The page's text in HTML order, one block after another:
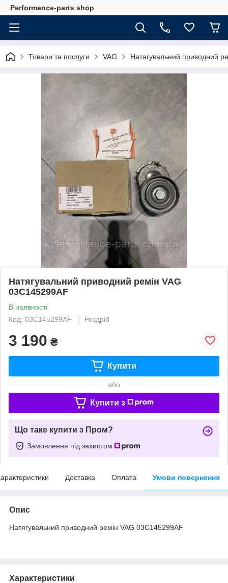
Performance-parts shop
Товари та послуги VAG Натягувальний приводний
Натягувальний приводний ремін VAG
03C145299AF
В наявності
Код: 03C145299AF
Роздріб
3 190 ₴
Купити
або
Купити з
Що таке купити з Пром?
Замовлення під захистом
Доставка Оплата Умови повернення
Опис
Натягувальний приводний ремін VAG 03C145299AF
Характеристики